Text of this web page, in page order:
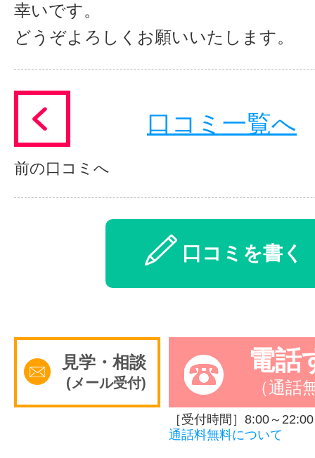
幸いです。
どうぞよろしくお願いいたします。
前の口コミへ
口コミ一覧へ
口コミを書く
見学・相談
(メール受付)
電話
（通話
［受付時間］8:00～22:00
通話料無料について